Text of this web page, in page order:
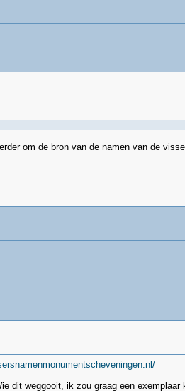
om de bron van de namen van de
dit weggooit, ik zou graag een exemplaar